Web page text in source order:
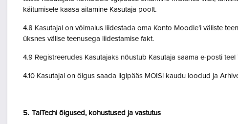
käitumisele kaasa aitamine Kasutaja poolt.
4.8 Kasutajal on võimalus liidestada oma Konto Moodle’i väliste
üksnes välise teenusega liidestamise fakt.
4.9 Registreerudes Kasutajaks nõustub Kasutaja saama e-posti
4.10 Kasutajal on õigus saada ligipääs MOISi kaudu loodud ja
5. TalTechi õigused, kohustused ja vastutus